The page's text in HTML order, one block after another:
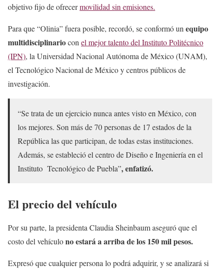
objetivo fijo de ofrecermovilidad sin emisiones.
Para que “Olinia” fuera posible, recordó, se conformó unequipo
multidisciplinarioconel mejor talento del Instituto Politécnico
(IPN), la Universidad Nacional Autónoma de México (UNAM),
el Tecnológico Nacional de México y centros públicos de
investigación.
“Se trata de un ejercicio nunca antes visto en México, con
los mejores. Son más de 70 personas de 17 estados de la
República las que participan, de todas estas instituciones.
Además, se estableció el centro de Diseño e Ingeniería en el
Instituto Tecnológico de Puebla”, enfatizó.
El precio del vehículo
Por su parte, la presidenta Claudia Sheinbaum aseguró que el
costo del vehículono estará a arriba de los 150 mil pesos.
Expresó que cualquier persona lo podrá adquirir, y se analizará si